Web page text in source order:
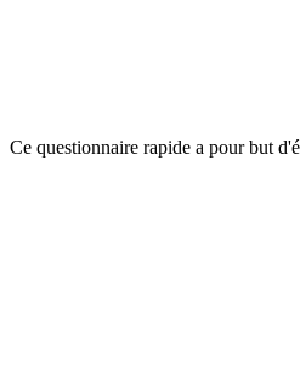
Ce questionnaire rapide a pour but